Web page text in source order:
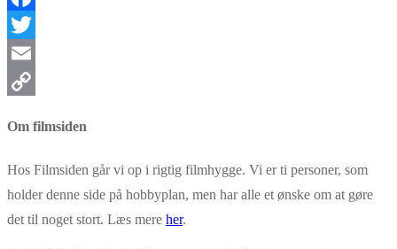
Facebook
Twitter
Email
Om filmsiden
Hos Filmsiden går vi op i rigtig filmhygge. Vi er ti personer, som
holder denne side på hobbyplan, men har alle et ønske om at gøre
det til noget stort. Læs mere her.